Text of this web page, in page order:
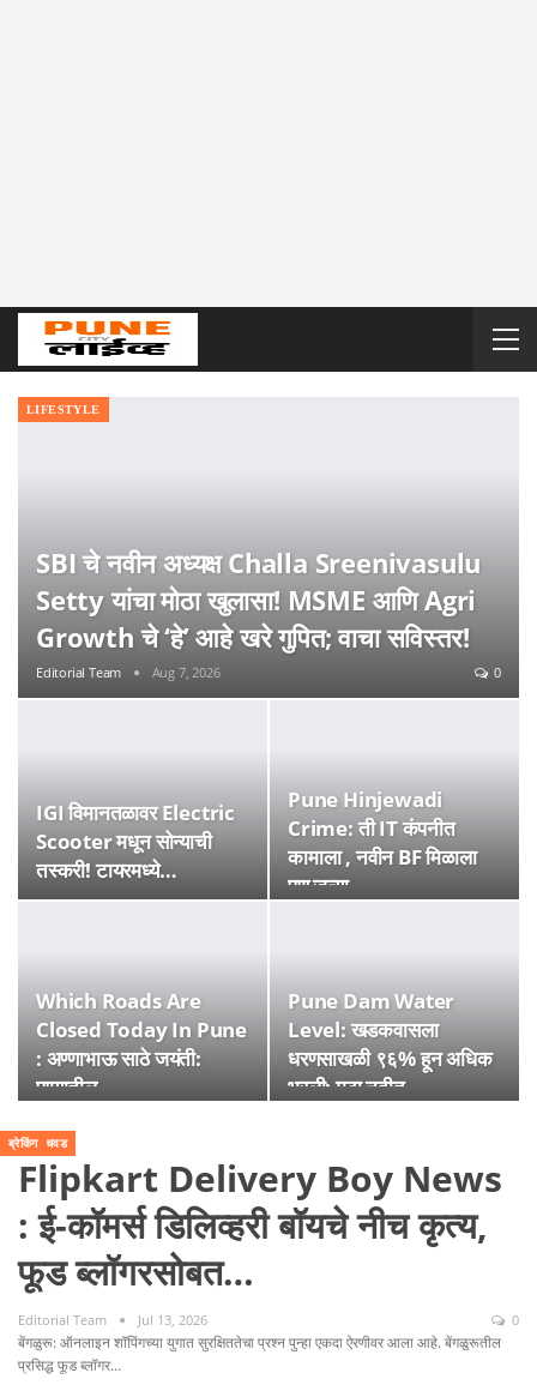
LIFESTYLE
SBI चे नवीन अध्यक्ष Challa Sreenivasulu
Setty यांचा मोठा खुलासा! MSME आणि Agri
Growth चे ‘हे’ आहे खरे गुपित; वाचा सविस्तर!
Editorial Team Aug 7, 2026 0
IGI विमानतळावर Electric
Scooter मधून सोन्याची
तस्करी! टायरमध्ये…
Pune Hinjewadi
Crime: ती IT कंपनीत
कामाला , नवीन BF मिळाला
पण जुन्या…
Which Roads Are
Closed Today In Pune
: अण्णाभाऊ साठे जयंती:
पुण्यातील…
Pune Dam Water
Level: खडकवासला
धरणसाखळी ९६% हून अधिक
भरली; मुठा नदीत…
ब्रेकिंग
Flipkart Delivery Boy News
: ई-कॉमर्स डिलिव्हरी बॉयचे नीच कृत्य,
फूड ब्लॉगरसोबत…
Editorial Team Jul 13, 2026 0
बेंगळुरू: ऑनलाइन शॉपिंगच्या युगात सुरक्षिततेचा प्रश्न पुन्हा एकदा ऐरणीवर आला आहे. बेंगळुरूतील
प्रसिद्ध फूड ब्लॉगर…
ब्रेकिंग
ब्रेकिंग
ब्रेकिंग
ब्रेकिंग
पुणे शहर
पुणे शहर
पिंपरी चिंचवड
ब्रेकिंग